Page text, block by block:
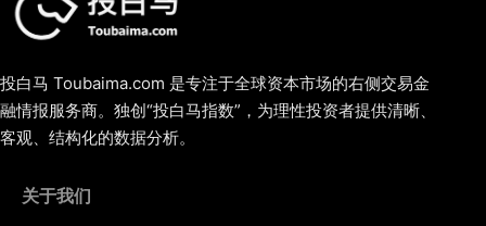
投白马 Toubaima.com 是专注于全球资本市场的右侧交易金
融情报服务商。独创“投白马指数”，为理性投资者提供清晰、
客观、结构化的数据分析。
关于我们